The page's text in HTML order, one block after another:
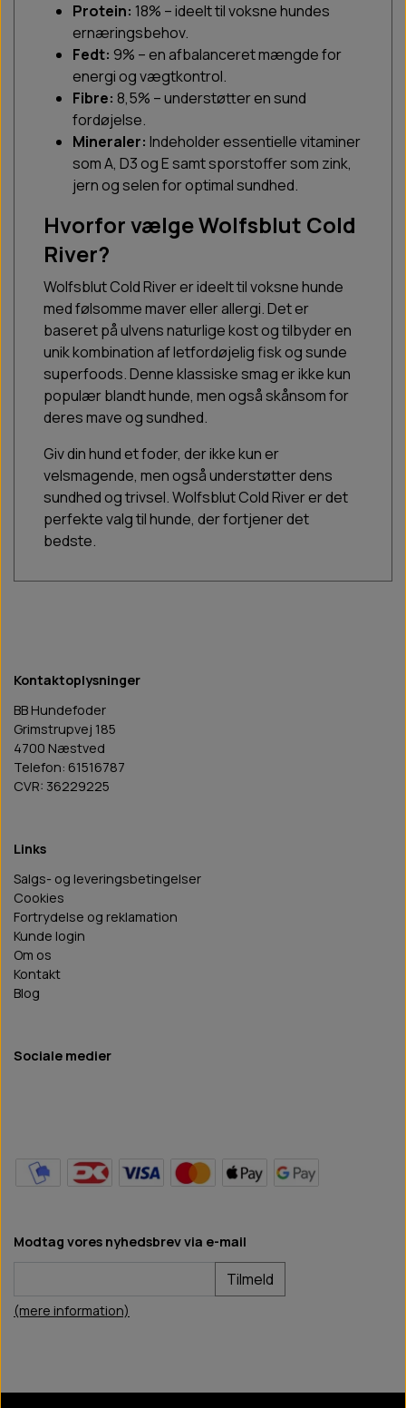
Protein: 18% – ideelt til voksne hundes
ernæringsbehov.
Fedt: 9% – en afbalanceret mængde for
energi og vægtkontrol.
Fibre: 8,5% – understøtter en sund
fordøjelse.
Mineraler: Indeholder essentielle vitaminer
som A, D3 og E samt sporstoffer som zink,
jern og selen for optimal sundhed.
Hvorfor vælge Wolfsblut Cold
River?
Wolfsblut Cold River er ideelt til voksne hunde
med følsomme maver eller allergi. Det er
baseret på ulvens naturlige kost og tilbyder en
unik kombination af letfordøjelig fisk og sunde
superfoods. Denne klassiske smag er ikke kun
populær blandt hunde, men også skånsom for
deres mave og sundhed.
Giv din hund et foder, der ikke kun er
velsmagende, men også understøtter dens
sundhed og trivsel. Wolfsblut Cold River er det
perfekte valg til hunde, der fortjener det
bedste.
Kontaktoplysninger
BB Hundefoder
Grimstrupvej 185
4700 Næstved
Telefon: 61516787
CVR: 36229225
Links
Salgs- og leveringsbetingelser
Cookies
Fortrydelse og reklamation
Kunde login
Om os
Kontakt
Blog
Sociale medier
Modtag vores nyhedsbrev via e-mail
Tilmeld
(mere information)